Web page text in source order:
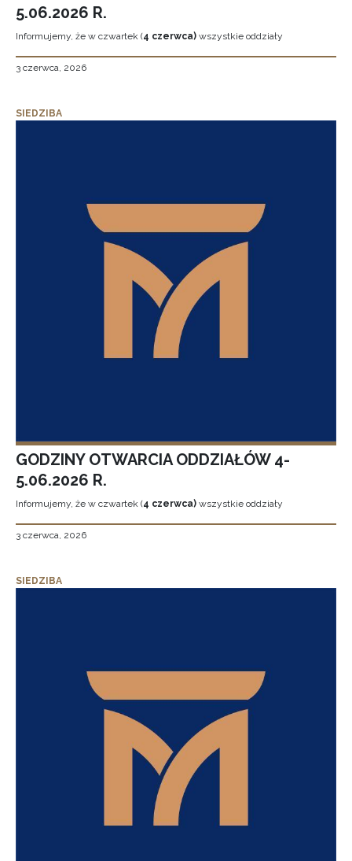
5.06.2026 R.
Informujemy, że w czwartek (4 czerwca) wszystkie oddziały
3 czerwca, 2026
SIEDZIBA
GODZINY OTWARCIA ODDZIAŁÓW 4-
5.06.2026 R.
Informujemy, że w czwartek (4 czerwca) wszystkie oddziały
3 czerwca, 2026
SIEDZIBA